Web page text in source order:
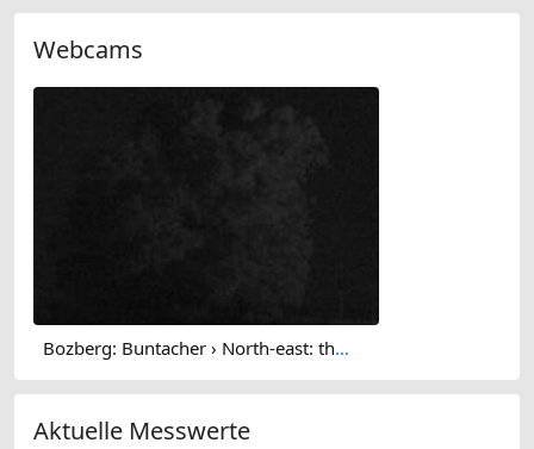
Webcams
Bozberg: Buntacher › North-east: the Lime Tree at Linn
Aktuelle Messwerte